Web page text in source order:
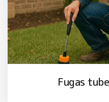
Fugas